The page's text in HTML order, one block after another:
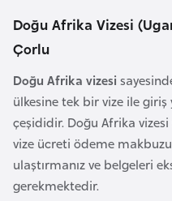
Doğu Afrika Vizesi
Çorlu
Doğu Afrika vizesi
ülkesine tek bir vize ile giriş
çeşididir. Doğu Afrika
vize ücreti ödeme
ulaştırmanız ve belgeleri
gerekmektedir.
Ç
i
n
D
a
n